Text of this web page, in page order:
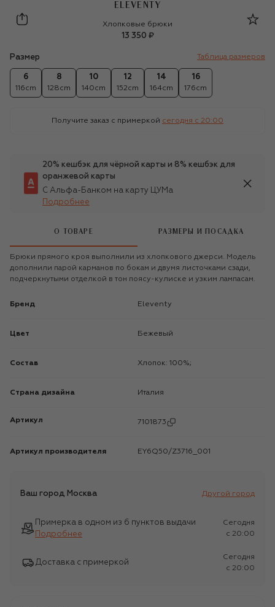
ELEVENTY
Eleventy
Хлопковые брюки
13 350 ₽
Размер Таблица размеров
6
116cm
8
128cm
10
140cm
12
152cm
14
164cm
16
176cm
Получите заказ с примеркой сегодня c 20:00
20% кешбэк для чёрной карты и 8% кешбэк для
оранжевой карты
С Альфа-Банком на карту ЦУМа
Подробнее
О ТОВАРЕ РАЗМЕРЫ И ПОСАДКА
Брюки прямого кроя выполнили из хлопкового джерси. Модель
дополнили парой карманов по бокам и двумя листочками сзади,
подчеркнутыми отделкой в тон поясу-кулиске и узким лампасам.
Бренд Eleventy
Цвет Бежевый
Состав Хлопок: 100%;
Страна дизайна Италия
Артикул 7101873
Артикул производителя EY6Q50/Z3716_001
Ваш город Москва Другой город
Примерка в одном из 6 пунктов выдачи
Подробнее
Сегодня
c 20:00
Доставка с примеркой
Сегодня
c 20:00